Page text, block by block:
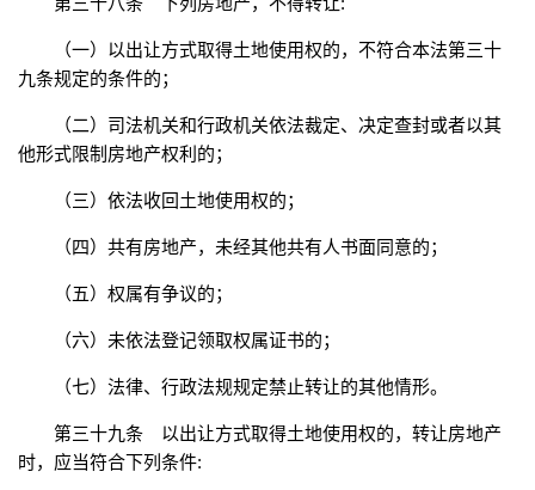
（一）以出让方式取得土地使用权的，不符合本法第三十
九条规定的条件的；
（二）司法机关和行政机关依法裁定、决定查封或者以其
他形式限制房地产权利的；
（三）依法收回土地使用权的；
（四）共有房地产，未经其他共有人书面同意的；
（五）权属有争议的；
（六）未依法登记领取权属证书的；
（七）法律、行政法规规定禁止转让的其他情形。
第三十九条 以出让方式取得土地使用权的，转让房地产
时，应当符合下列条件: